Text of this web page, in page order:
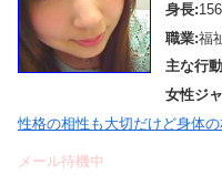
身長:
職業:福
主な行
女性ジ
性格の相性も大切だけど身体
メール待機中